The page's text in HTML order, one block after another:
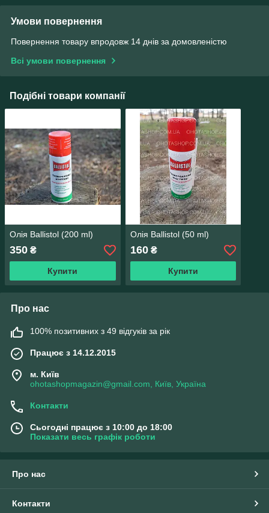
Умови повернення
Повернення товару впродовж 14 днів за домовленістю
Всі умови повернення
Подібні товари компанії
Олія Ballistol (200 ml)
350 ₴
Купити
Олія Ballistol (50 ml)
160₴
Купити
Про нас
100% позитивних з 49 відгуків за рік
Працює з 14.12.2015
м. Київ
ohotashopmagazin@gmail.com, Київ, Україна
Контакти
Сьогодні працює з 10:00 до 18:00
Показати весь графік роботи
Про нас
Контакти